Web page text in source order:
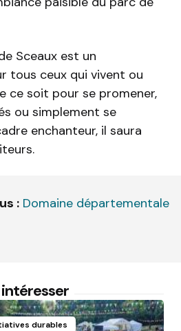
Sceaux est un
tous ceux qui vivent ou
ce soit pour se promener,
ou simplement se
enchanteur, il saura
: Domaine départementale
durables